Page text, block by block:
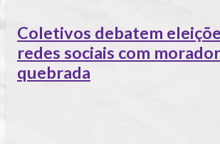
Coletivos debatem
redes sociais com
quebrada